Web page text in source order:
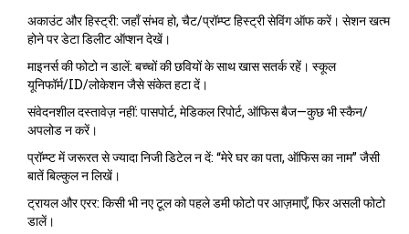
अकाउंट और हिस्ट्री: जहाँ संभव हो, चैट/प्रॉम्प्ट हिस्ट्री सेविंग ऑफ करें। सेशन खत्म
होने पर डेटा डिलीट ऑप्शन देखें।
माइनर्स की फोटो न डालें: बच्चों की छवियों के साथ खास सतर्क रहें। स्कूल
यूनिफॉर्म/ID/लोकेशन जैसे संकेत हटा दें।
संवेदनशील दस्तावेज़ नहीं: पासपोर्ट, मेडिकल रिपोर्ट, ऑफिस बैज—कुछ भी स्कैन/
अपलोड न करें।
प्रॉम्प्ट में जरूरत से ज्यादा निजी डिटेल न दें: “मेरे घर का पता, ऑफिस का नाम” जैसी
बातें बिल्कुल न लिखें।
ट्रायल और एरर: किसी भी नए टूल को पहले डमी फोटो पर आज़माएँ, फिर असली फोटो
डालें।